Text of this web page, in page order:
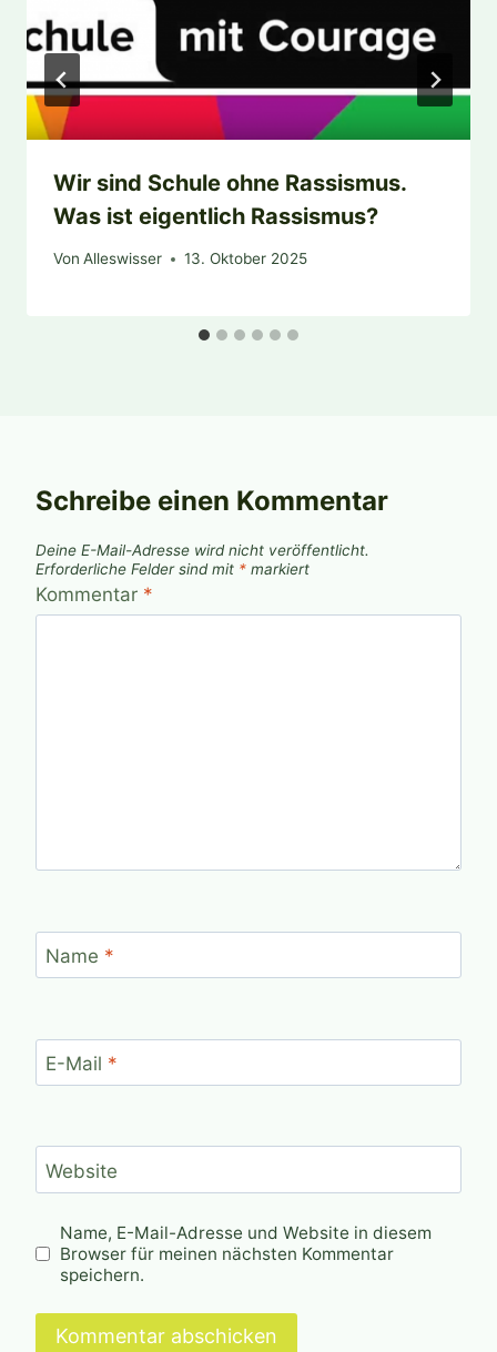
Wir sind Schule ohne Rassismus.
Was ist eigentlich Rassismus?
Von Alleswisser 13. Oktober 2025
Schreibe einen Kommentar
Deine E-Mail-Adresse wird nicht veröffentlicht.
Erforderliche Felder sind mit * markiert
Kommentar *
Name *
E-Mail *
Website
Name, E-Mail-Adresse und Website in diesem
Browser für meinen nächsten Kommentar
speichern.